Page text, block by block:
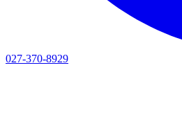
027-370-8929